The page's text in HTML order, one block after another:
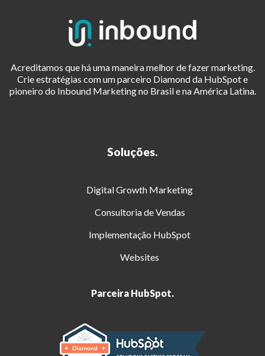
Acreditamos que há uma maneira melhor de fazer marketing.
Crie estratégias com um parceiro Diamond da HubSpot e
pioneiro do Inbound Marketing no Brasil e na América Latina.
Soluções.
Digital Growth Marketing
Consultoria de Vendas
Implementação HubSpot
Websites
Parceira HubSpot.